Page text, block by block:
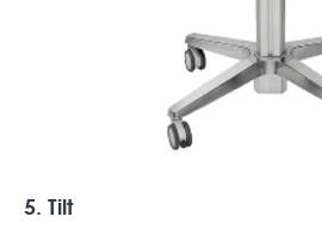
5. Tilt